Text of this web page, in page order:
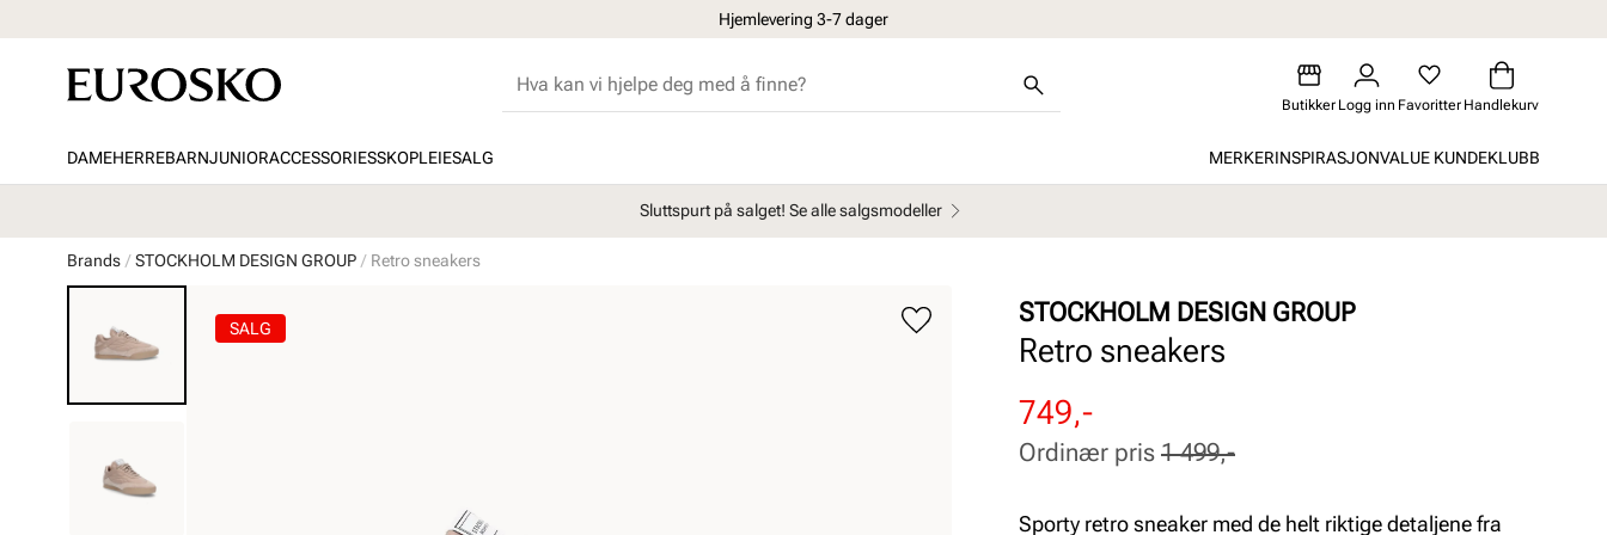
Hjemlevering 3-7 dager
Butikker Logg inn Favoritter Handlekurv
DAMEHERREBARNJUNIORACCESSORIESSKOPLEIESALG MERKERINSPIRASJONVALUE KUNDEKLUBB
Sluttspurt på salget! Se alle salgsmodeller
Brands STOCKHOLM DESIGN GROUP Retro sneakers
SALG
STOCKHOLM DESIGN GROUP
Retro sneakers
Rabattert
pris
749,-
Ordinær
pris
Ordinær pris 1 499,-
Sporty retro sneaker med de helt riktige detaljene fra